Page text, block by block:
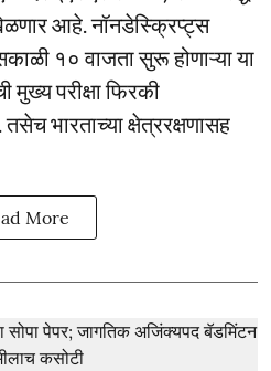
आहे. नॉनडेस्क्रिप्ट्स
१० वाजता सुरू होणाऱ्या या
मुख्य परीक्षा फिरकी
भारताच्या क्षेत्ररक्षणासह
More